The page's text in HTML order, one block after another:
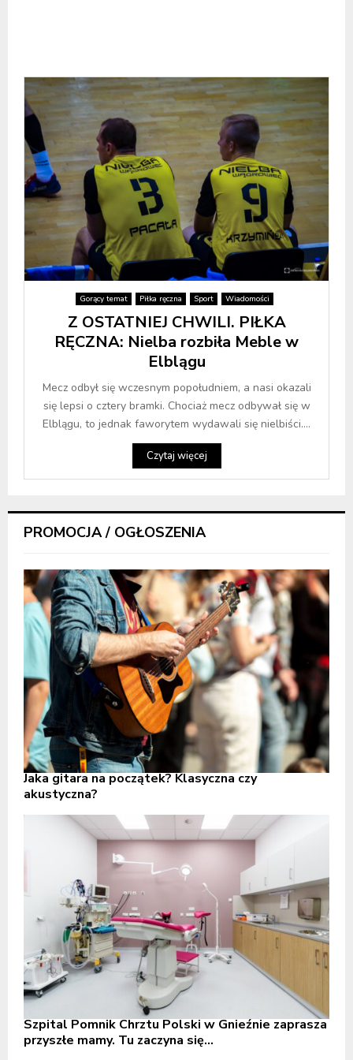
Gorący temat Piłka ręczna Sport Wiadomości
Z OSTATNIEJ CHWILI. PIŁKA
RĘCZNA: Nielba rozbiła Meble w
Elblągu
Mecz odbył się wczesnym popołudniem, a nasi okazali
się lepsi o cztery bramki. Chociaż mecz odbywał się w
Elblągu, to jednak faworytem wydawali się nielbiści....
Czytaj więcej
PROMOCJA / OGŁOSZENIA
Jaka gitara na początek? Klasyczna czy
akustyczna?
Szpital Pomnik Chrztu Polski w Gnieźnie zaprasza
przyszłe mamy. Tu zaczyna się...